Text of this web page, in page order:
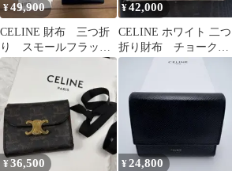
¥49,900
CELINE 財布 三つ折
り スモールフラップ
ウォレット トリオンフ
ネイビー
¥42,000
CELINE ホワイト 二つ
折り財布 チョーク
スモールジップウォレ
¥36,500 ¥24,800